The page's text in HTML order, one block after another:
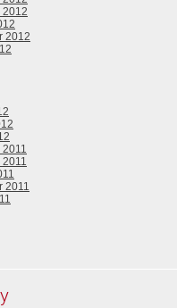
2012
2012
2011